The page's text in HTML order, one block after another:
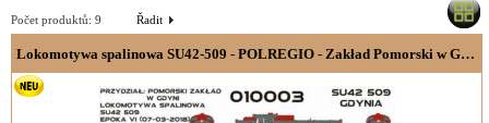
Řadit
Počet produktů: 9
Lokomotywa spalinowa SU42-509 - POLREGIO - Zakład Pomorski w Gdyni, werzja analogowa